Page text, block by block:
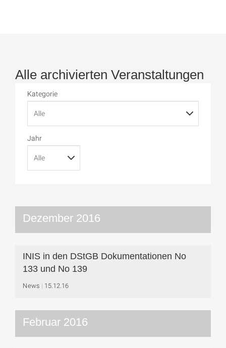
Alle archivierten Veranstaltungen
Kategorie
Jahr
Dezember 2016
INIS in den DStGB Dokumentationen No
133 und No 139
News 15.12.16
Februar 2016